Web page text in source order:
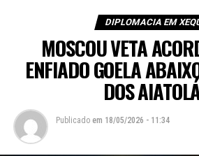
DIPLOMACIA EM
MOSCOU VETA
ENFIADO GOELA
DOS
Publicado em 18/05/2026 - 11:34